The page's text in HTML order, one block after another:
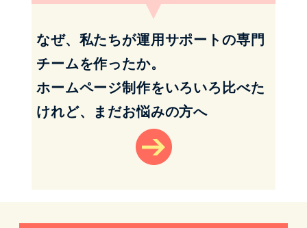
なぜ、私たちが運用サポートの専門
チームを作ったか。
ホームページ制作をいろいろ比べた
けれど、まだお悩みの方へ